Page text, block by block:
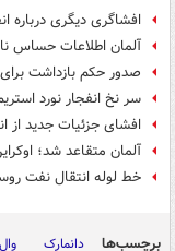
افشاگری دیگری درباره
آلمان اطلاعات حساس
صدور حکم بازداشت برای
سر نخ انفجار نورد
افشای جزئیات جدید از
آلمان متقاعد شد؛
خط لوله انتقال نفت
برچسب‌ها دانمارک